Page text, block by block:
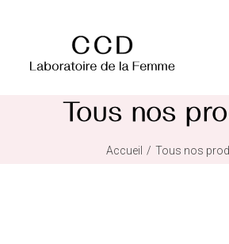
Tous nos
Accueil Tous nos